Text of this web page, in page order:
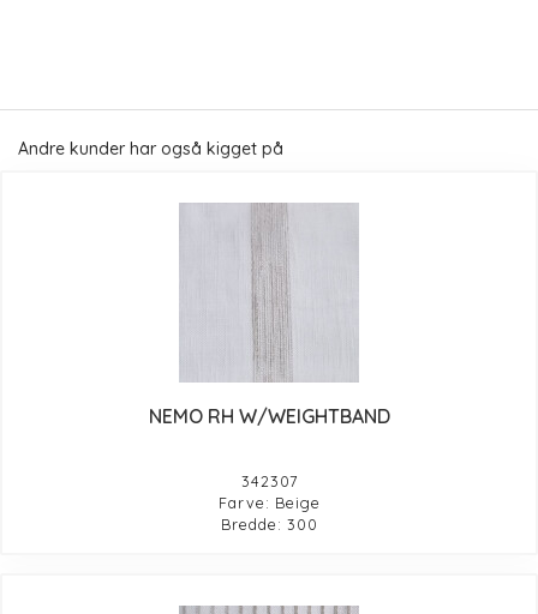
Andre kunder har også kigget på
NEMO RH W/WEIGHTBAND
342307
Farve: Beige
Bredde: 300